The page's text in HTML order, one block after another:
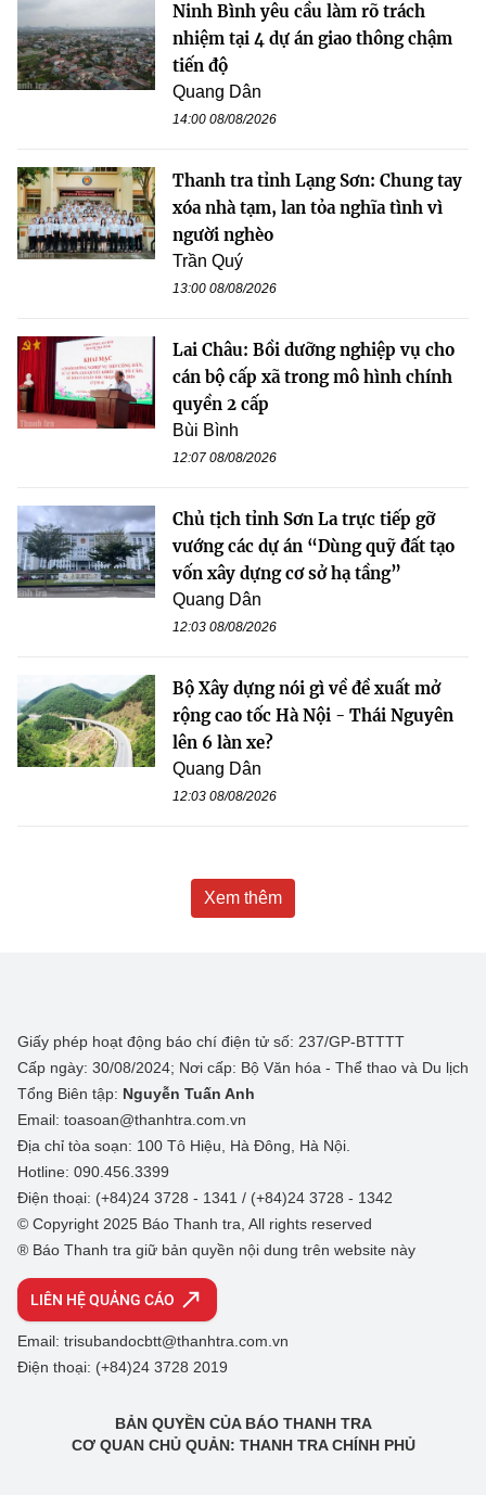
Ninh Bình yêu cầu làm rõ trách
nhiệm tại 4 dự án giao thông chậm
tiến độ
Quang Dân
14:00 08/08/2026
Thanh tra tỉnh Lạng Sơn: Chung tay
xóa nhà tạm, lan tỏa nghĩa tình vì
người nghèo
Trần Quý
13:00 08/08/2026
Lai Châu: Bồi dưỡng nghiệp vụ cho
cán bộ cấp xã trong mô hình chính
quyền 2 cấp
Bùi Bình
12:07 08/08/2026
Chủ tịch tỉnh Sơn La trực tiếp gỡ
vướng các dự án “Dùng quỹ đất tạo
vốn xây dựng cơ sở hạ tầng”
Quang Dân
12:03 08/08/2026
Bộ Xây dựng nói gì về đề xuất mở
rộng cao tốc Hà Nội - Thái Nguyên
lên 6 làn xe?
Quang Dân
12:03 08/08/2026
Xem thêm
Giấy phép hoạt động báo chí điện tử số: 237/GP-BTTTT
Cấp ngày: 30/08/2024; Nơi cấp: Bộ Văn hóa - Thể thao và Du lịch
Tổng Biên tập: Nguyễn Tuấn Anh
Email: toasoan@thanhtra.com.vn
Địa chỉ tòa soạn: 100 Tô Hiệu, Hà Đông, Hà Nội.
Hotline: 090.456.3399
Điện thoại: (+84)24 3728 - 1341 / (+84)24 3728 - 1342
© Copyright 2025 Báo Thanh tra, All rights reserved
® Báo Thanh tra giữ bản quyền nội dung trên website này
LIÊN HỆ QUẢNG CÁO
Email: trisubandocbtt@thanhtra.com.vn
Điện thoại: (+84)24 3728 2019
BẢN QUYỀN CỦA BÁO THANH TRA
CƠ QUAN CHỦ QUẢN: THANH TRA CHÍNH PHỦ